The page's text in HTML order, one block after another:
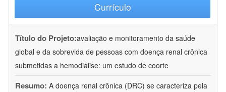
Currículo
Título do Projeto:avaliação e monitoramento da saúde
global e da sobrevida de pessoas com doença renal crônica
submetidas a hemodiálise: um estudo de coorte
Resumo: A doença renal crônica (DRC) se caracteriza pela